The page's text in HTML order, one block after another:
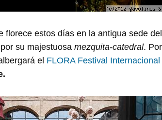
florece estos días en la antigua sede
su majestuosa mezquita-catedral.
el FLORA Festival